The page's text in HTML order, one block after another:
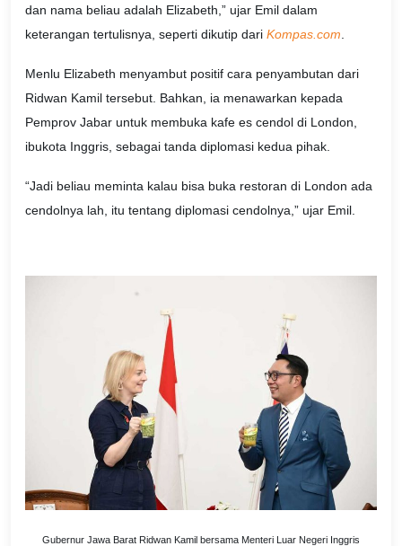
dan nama beliau adalah Elizabeth,” ujar Emil dalam
keterangan tertulisnya, seperti dikutip dari Kompas.com.
Menlu Elizabeth menyambut positif cara penyambutan dari
Ridwan Kamil tersebut. Bahkan, ia menawarkan kepada
Pemprov Jabar untuk membuka kafe es cendol di London,
ibukota Inggris, sebagai tanda diplomasi kedua pihak.
“Jadi beliau meminta kalau bisa buka restoran di London ada
cendolnya lah, itu tentang diplomasi cendolnya,” ujar Emil.
Gubernur Jawa Barat Ridwan Kamil bersama Menteri Luar Negeri Inggris